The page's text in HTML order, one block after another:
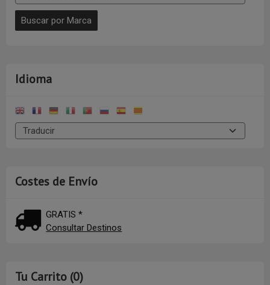
Idioma
Costes de Envío
GRATIS *
Consultar Destinos
Tu Carrito (0)